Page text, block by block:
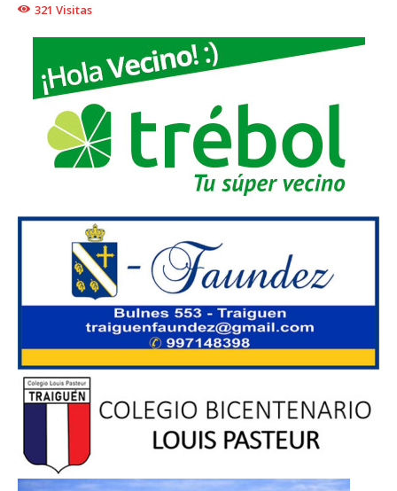
321 Visitas